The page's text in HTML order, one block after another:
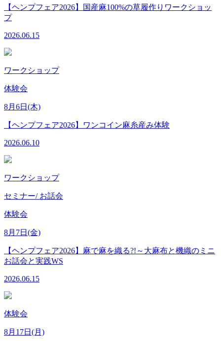
【ヘンプフェア2026】国産麻100%の草履作りワークショッ
プ
2026.06.15
ワークショップ
体験会
8月6日(木)
【ヘンプフェア2026】ワンコイン麻糸産み体験
2026.06.10
ワークショップ
セミナー/ お話会
体験会
8月7日(金)
【ヘンプフェア2026】麻で麻を織る?!～大麻布と機織のミニ
お話会と実践WS
2026.06.15
体験会
8月17日(月)